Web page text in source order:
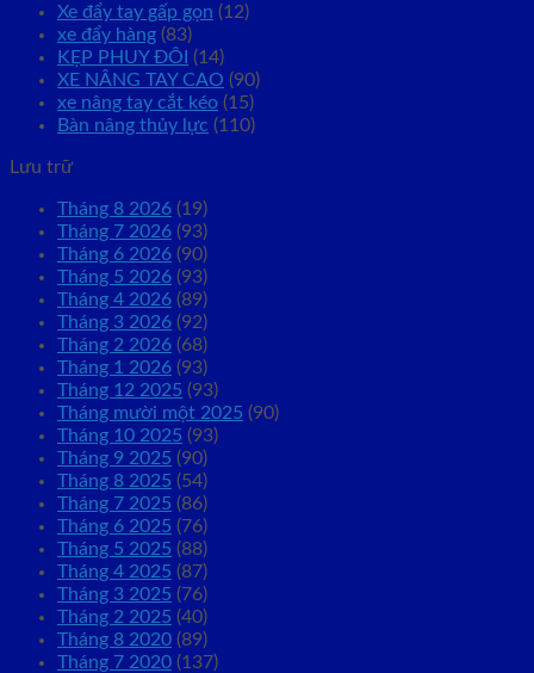
Xe đẩy tay gấp gọn (12)
xe đẩy hàng (83)
KẸP PHUY ĐÔI
(14)
XE NÂNG TAY CAO (90)
xe nâng tay cắt kéo (15)
Bàn nâng thủy lực (110)
Lưu trữ
Tháng 8 2026 (19)
Tháng 7 2026 (93)
Tháng 6 2026 (90)
Tháng 5 2026 (93)
Tháng 4 2026 (89)
Tháng 3 2026 (92)
Tháng 2 2026 (68)
Tháng 1 2026 (93)
Tháng 12 2025 (93)
Tháng mười một 2025 (90)
Tháng 10 2025 (93)
Tháng 9 2025 (90)
Tháng 8 2025 (54)
Tháng 7 2025 (86)
Tháng 6 2025 (76)
Tháng 5 2025 (88)
Tháng 4 2025 (87)
Tháng 3 2025 (76)
Tháng 2 2025 (40)
Tháng 8 2020 (89)
Tháng 7 2020 (137)